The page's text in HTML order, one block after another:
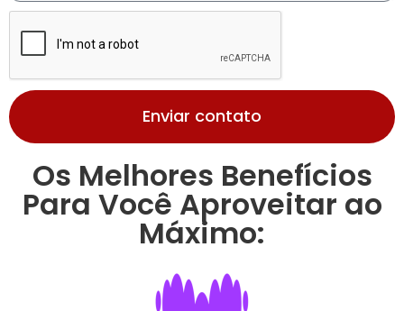
Enviar contato
Os Melhores Benefícios
Para Você Aproveitar ao
Máximo: